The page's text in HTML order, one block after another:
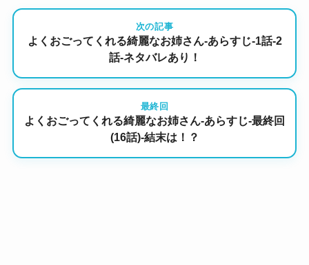
次の記事
よくおごってくれる綺麗なお姉さん-あらすじ-1話-2
話-ネタバレあり！
最終回
よくおごってくれる綺麗なお姉さん-あらすじ-最終回
(16話)-結末は！？